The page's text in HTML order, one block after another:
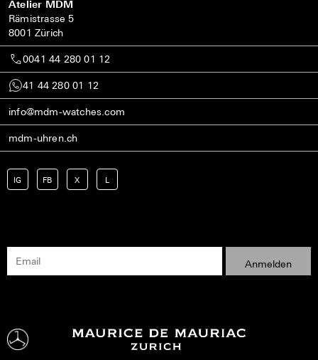
Atelier MDM
Rämistrasse 5
8001 Zürich
0041 44 280 01 12
41 44 280 01 12
info@mdm-watches.com
mdm-uhren.ch
IG FB X L